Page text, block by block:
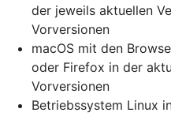
der jeweils aktuellen
Vorversionen
macOS mit den
oder Firefox in der
Vorversionen
Betriebssystem Linux